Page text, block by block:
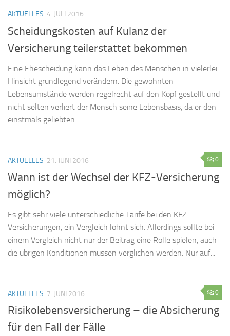
AKTUELLES 4. JULI 2016
Scheidungskosten auf Kulanz der
Versicherung teilerstattet bekommen
Eine Ehescheidung kann das Leben des Menschen in vielerlei
Hinsicht grundlegend verändern. Die gewohnten
Lebensumstände werden regelrecht auf den Kopf gestellt und
nicht selten verliert der Mensch seine Lebensbasis, da er den
einstmals geliebten...
0
AKTUELLES 21. JUNI 2016
Wann ist der Wechsel der KFZ-Versicherung
möglich?
Es gibt sehr viele unterschiedliche Tarife bei den KFZ-
Versicherungen, ein Vergleich lohnt sich. Allerdings sollte bei
einem Vergleich nicht nur der Beitrag eine Rolle spielen, auch
die übrigen Konditionen müssen verglichen werden. Nur auf...
0
AKTUELLES 7. JUNI 2016
Risikolebensversicherung – die Absicherung
für den Fall der Fälle